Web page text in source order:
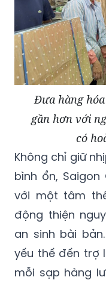
Đưa hàng
gần hơn với
có
Không chỉ giữ
bình ổn,
với một tâm
động thiện
an sinh bài
yếu thế đến trợ
mỗi sạp hàng